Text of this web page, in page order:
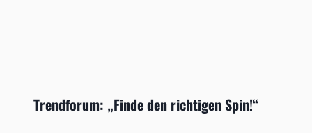
Trendforum: „Finde den richtigen Spin!“